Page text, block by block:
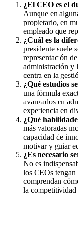
¿El CEO es el
Aunque en
propietario, en
empleado que
¿Cuál es la
presidente suele
representación
administración y
centra en la
¿Qué estudios
una fórmula
avanzados en
experiencia en
¿Qué
más valoradas
capacidad de
motivar y guiar
¿Es necesario
No es
los CEOs tengan
comprendan
la competitividad